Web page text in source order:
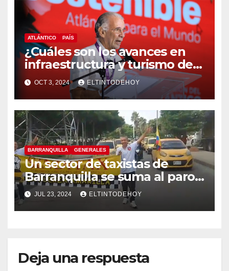
ATLÁNTICO PAÍS
¿Cuáles son los avances en
infraestructura y turismo del
Atlántico? Gobernador
responde
OCT 3, 2024 ELTINTODEHOY
BARRANQUILLA GENERALES
Un sector de taxistas de
Barranquilla se suma al paro
nacional
JUL 23, 2024 ELTINTODEHOY
Deja una respuesta